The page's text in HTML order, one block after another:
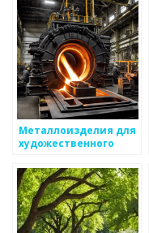
Металлоизделия для
художественного